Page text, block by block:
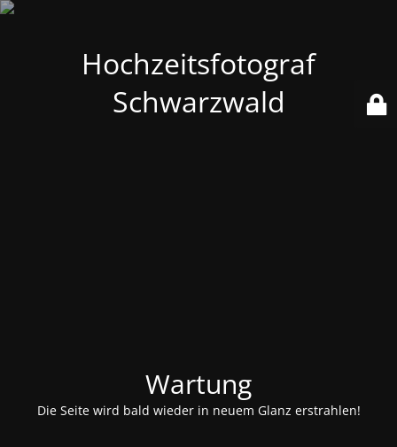
Hochzeitsfotograf
Schwarzwald
Wartung
Die Seite wird bald wieder in neuem Glanz erstrahlen!